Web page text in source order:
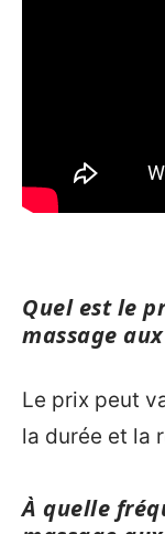
Quel est le
massage
Le prix peut
la durée et la
À quelle